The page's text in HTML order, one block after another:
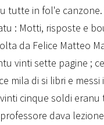
tutte in fol'e
: Motti, risposte e
da Felice Matteo
vinti sette pagine ;
mila di si libri e messi
cinque soldi eranu
dava